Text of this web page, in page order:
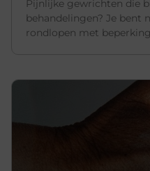
Pijnlijke gewrichten die
behandelingen? Je bent
rondlopen met